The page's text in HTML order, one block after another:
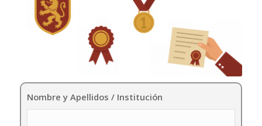
Nombre y Apellidos / Institución